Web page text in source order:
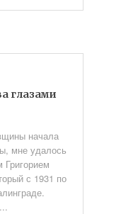
глазами
начала
мне удалось
Григорием
с 1931 по